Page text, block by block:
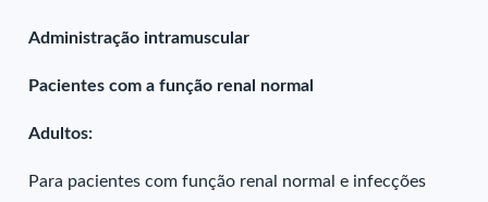
Administração intramuscular
Pacientes com a função renal normal
Adultos:
Para pacientes com função renal normal e infecções